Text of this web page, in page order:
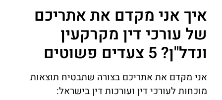
איך אני מקדם את אתריכם
של עורכי דין מקרקעין
ונדל"ן? 5 צעדים פשוטים
אני מקדם את אתריכם בצורה שתבטיח תוצאות
מוכחות לעורכי דין ועורכות דין בישראל: